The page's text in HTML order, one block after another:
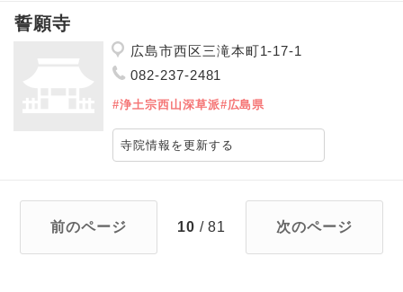
誓願寺
広島市西区三滝本町1-17-1
082-237-2481
#浄土宗西山深草派#広島県
寺院情報を更新する
前のページ 10 / 81 次のページ